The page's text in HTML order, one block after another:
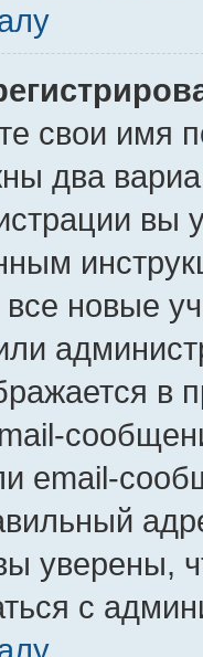
свои имя
два
вы
все новые
в
email-
уверены,
с